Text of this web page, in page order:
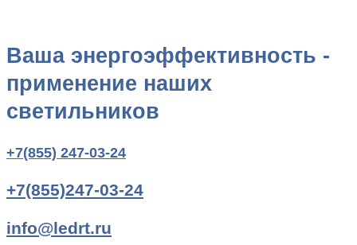
Ваша энергоэффективность -
применение наших
светильников
+7(855) 247-03-24
+7(855)247-03-24
info@ledrt.ru